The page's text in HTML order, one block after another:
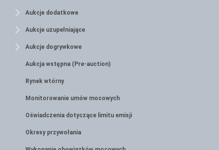
Aukcje dodatkowe
Aukcje uzupełniające
Aukcje dogrywkowe
Aukcja wstępna (Pre-auction)
Rynek wtórny
Monitorowanie umów mocowych
Oświadczenia dotyczące limitu emisji
Okresy przywołania